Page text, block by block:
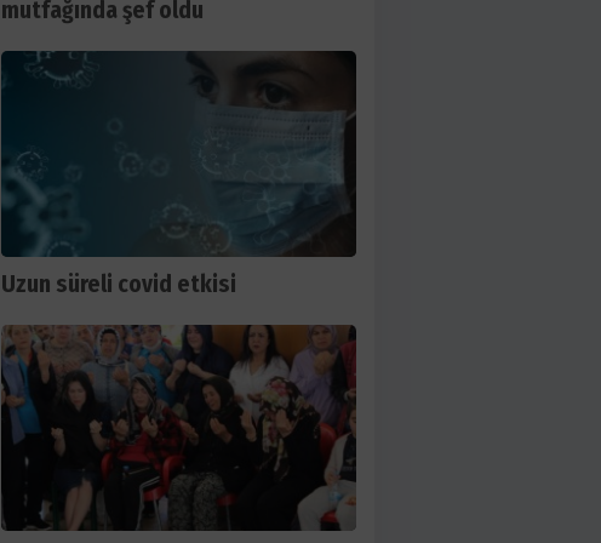
mutfağında şef oldu
Uzun süreli covid etkisi